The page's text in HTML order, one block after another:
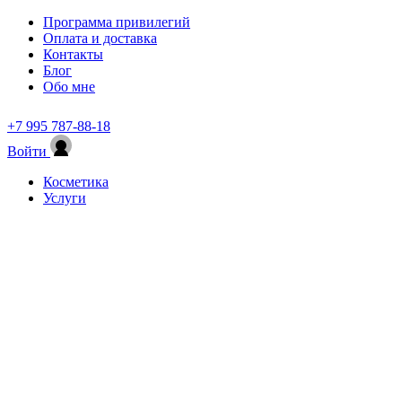
Программа привилегий
Оплата и доставка
Контакты
Блог
Обо мне
+7 995 787-88-18
Войти
Косметика
Услуги